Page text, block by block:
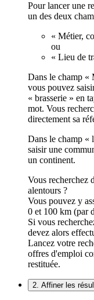
Pour lancer une
un des deux
« Métier,
ou
« Lieu de
Dans le champ «
vous pouvez
« brasserie » en
mot. Vous
directement sa
Dans le champ «
saisir une
un continent.
Vous recherchez
alentours ?
Vous pouvez y
0 et 100 km (par
Si vous
devez alors
Lancez votre
offres d'emploi
restituée.
2. Affiner les